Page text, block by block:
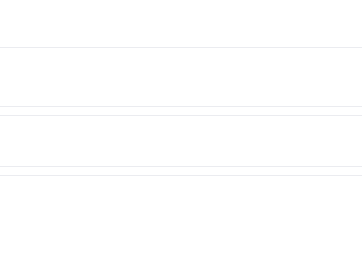
akşam yemeği konsepte dahildir. Tesiste alınan diğer yiyecek ve içecekler
servis ediliyor. Odalarda barda su ücretsizdir. Şişe su ücretlidir.